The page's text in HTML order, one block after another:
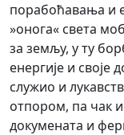
порабоћавања и
»онога« света
за земљу, у ту
енергије и
служио и
отпором, па чак
докумената и